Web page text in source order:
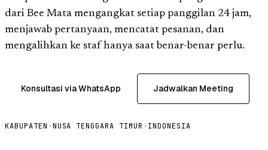
dari Bee Mata mengangkat setiap panggilan 24 jam,
menjawab pertanyaan, mencatat pesanan, dan
mengalihkan ke staf hanya saat benar-benar perlu.
Konsultasi via WhatsApp Jadwalkan Meeting
KABUPATEN ·NUSA TENGGARA TIMUR · INDONESIA